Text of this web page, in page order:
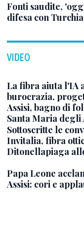
Fonti saudite,
difesa con
VIDEO
La fibra aiuta l'IA
burocrazia,
Assisi, bagno di
Santa Maria degli
Sottoscritte le
Invitalia, fibra
Ditonellapiaga
Papa Leone
Assisi: cori e